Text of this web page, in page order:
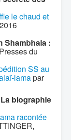
le chaud et
Shambhala :
du
SS au
lamapar
biographie
racontée